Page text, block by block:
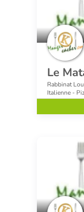
Le
Rabbinat
Italienne -